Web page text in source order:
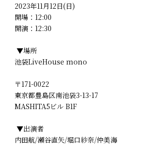
2023年11月12日(日)
開場：12:00
開演：12:30
▼場所
池袋LiveHouse mono
〒171-0022
東京都豊島区南池袋3-13-17
MASHITA5ビル B1F
▼出演者
内田航/瀬谷直矢/堀口紗奈/仲美海